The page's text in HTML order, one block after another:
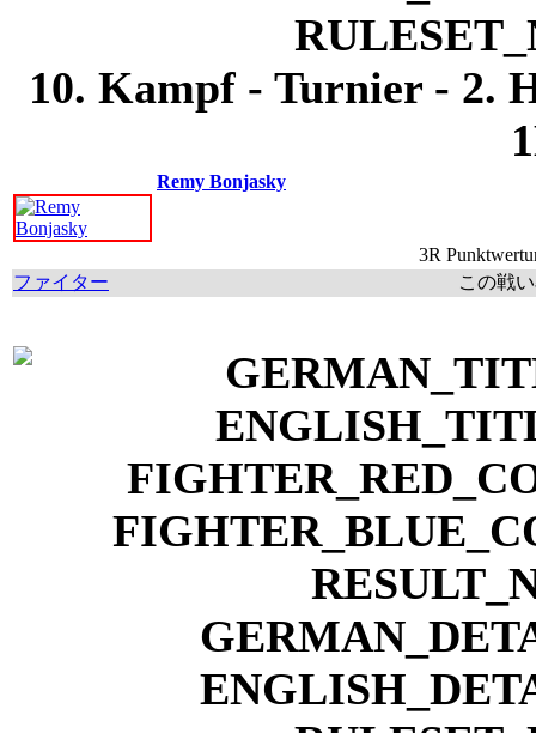
10. Kampf - Turnier - 2.
Remy Bonjasky
3R
ファイター
この戦